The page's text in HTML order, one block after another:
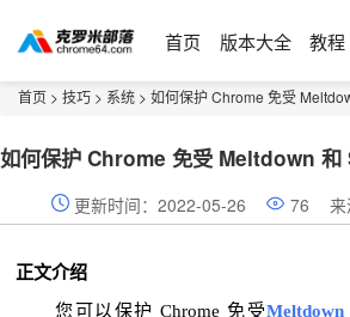
首页 版本大全 教程
首页 > 技巧 > 系统 > 如何保护 Chrome 免受
更新时间：2022-05-26 76 来
正文介绍
您可以保护 Chrome 免受Meltdown